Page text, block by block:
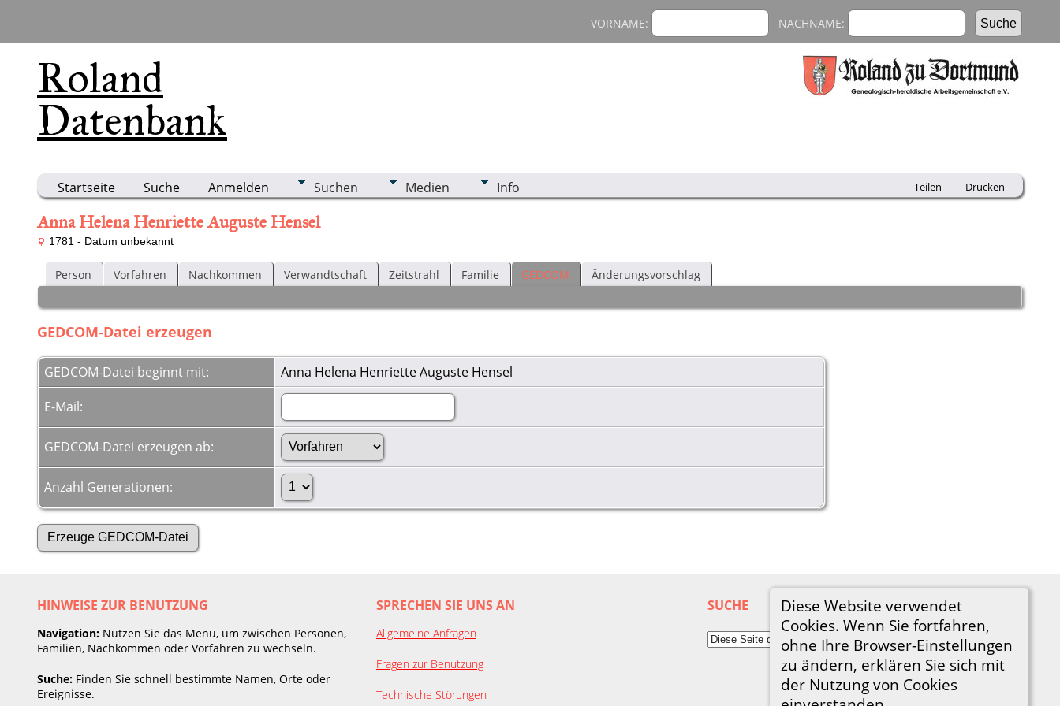
Roland
Datenbank
VORNAME: NACHNAME:
Startseite Suche Anmelden Suchen Medien Info Teilen Drucken
Diese Website verwendet
Cookies. Wenn Sie fortfahren,
ohne Ihre Browser-Einstellungen
zu ändern, erklären Sie sich mit
der Nutzung von Cookies
Anna Helena Henriette Auguste Hensel
1781 - Datum unbekannt
Person Vorfahren Nachkommen Verwandtschaft Zeitstrahl Familie GEDCOM Änderungsvorschlag
GEDCOM-Datei erzeugen
GEDCOM-Datei beginnt mit:
Anna Helena Henriette Auguste Hensel
E-Mail:
GEDCOM-Datei erzeugen ab:
Anzahl Generationen:
HINWEISE ZUR BENUTZUNG
Navigation: Nutzen Sie das Menü, um zwischen Personen,
Familien, Nachkommen oder Vorfahren zu wechseln.
Suche: Finden Sie schnell bestimmte Namen, Orte oder
Ereignisse.
SPRECHEN SIE UNS AN
Allgemeine Anfragen
Fragen zur Benutzung
Technische Störungen
SUCHE